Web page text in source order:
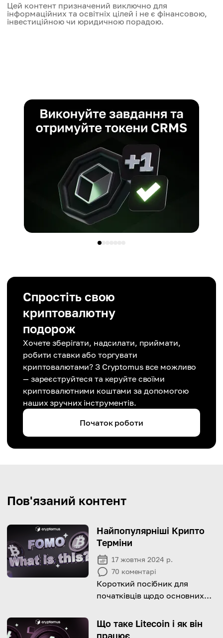
Цей контент призначений виключно для
інформаційних та освітніх цілей і не є фінансовою,
інвестиційною чи юридичною порадою.
Спростіть свою
криптовалютну
подорож
Хочете зберігати, надсилати, приймати,
робити ставки або торгувати
криптовалютами? З Cryptomus все можливо
— зареєструйтеся та керуйте своїми
криптовалютними коштами за допомогою
наших зручних інструментів.
Початок роботи
Пов'язаний контент
Найпопулярніші Крипто
Терміни
17 жовтня 2024 р.
70 коментарі
Короткий посібник для
початківців щодо основних
охоплює основні поняття в
криптовалютному світі.
Що таке Litecoin і як він
працює